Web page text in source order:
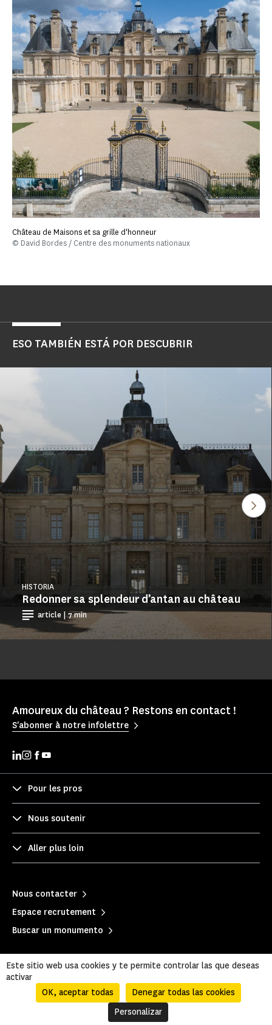
Château de Maisons et sa grille d'honneur
© David Bordes / Centre des monuments nationaux
ESO TAMBIÉN ESTÁ POR DESCUBRIR
Redonner sa splendeur d’antan au château
HISTORIA
article | 7 min
Amoureux du château ? Restons en contact !
S'abonner à notre infolettre
Pour les pros
Nous soutenir
Aller plus loin
Nous contacter
Espace recrutement
Buscar un monumento
Este sitio web usa cookies y te permite controlar las que deseas
activar
OK, aceptar todas
Denegar todas las cookies
Personalizar